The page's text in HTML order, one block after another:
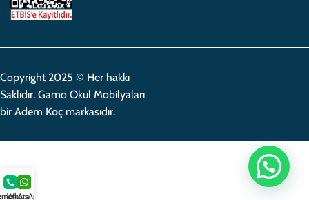
Copyright 2025 © Her hakkı
Saklıdır. Gamo Okul Mobilyaları
bir Adem Koç markasıdır.
Ara
WhatsApp